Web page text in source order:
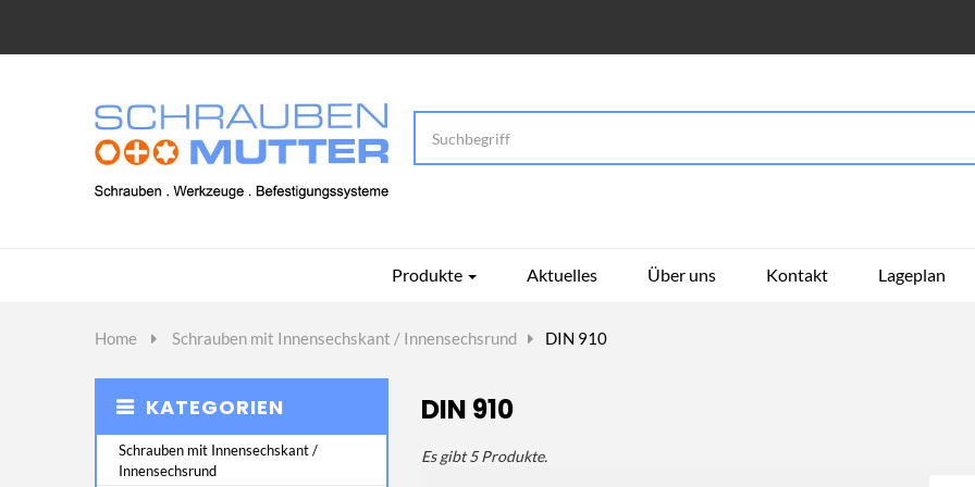
Produkte Aktuelles Über uns Kontakt Lageplan
Home > Schrauben mit Innensechskant / Innensechsrund > DIN 910
KATEGORIEN
Schrauben mit Innensechskant /
Innensechsrund
DIN 910
Es gibt 5 Produkte.